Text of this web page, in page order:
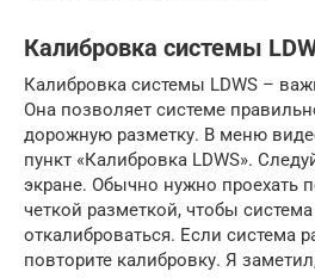
Калибровка системы
Калибровка системы LDWS –
Она позволяет системе
дорожную разметку. В меню
пункт «Калибровка LDWS».
экране. Обычно нужно проехать
четкой разметкой, чтобы
откалиброваться. Если система
повторите калибровку. Я